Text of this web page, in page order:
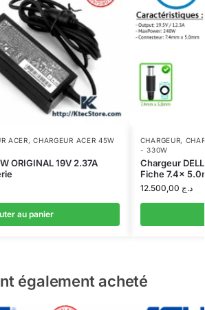
ACER,CHARGEUR ACER 45W
ORIGINAL 19V 2.37A
au panier
CHARGEUR,
- 330W
Chargeur
Fiche 7.4x
د.ج
également acheté